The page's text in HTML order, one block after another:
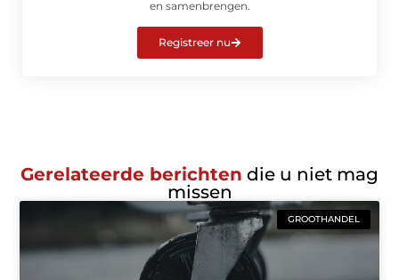
en samenbrengen.
Registreer nu
Gerelateerde berichten die u niet mag
missen
GROOTHANDEL